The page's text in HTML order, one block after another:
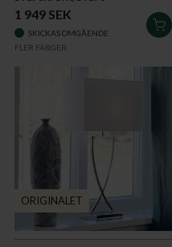
1 949 SEK
I
SKICKAS OMGÅENDE
FLER FÄRGER
ORIGINALET